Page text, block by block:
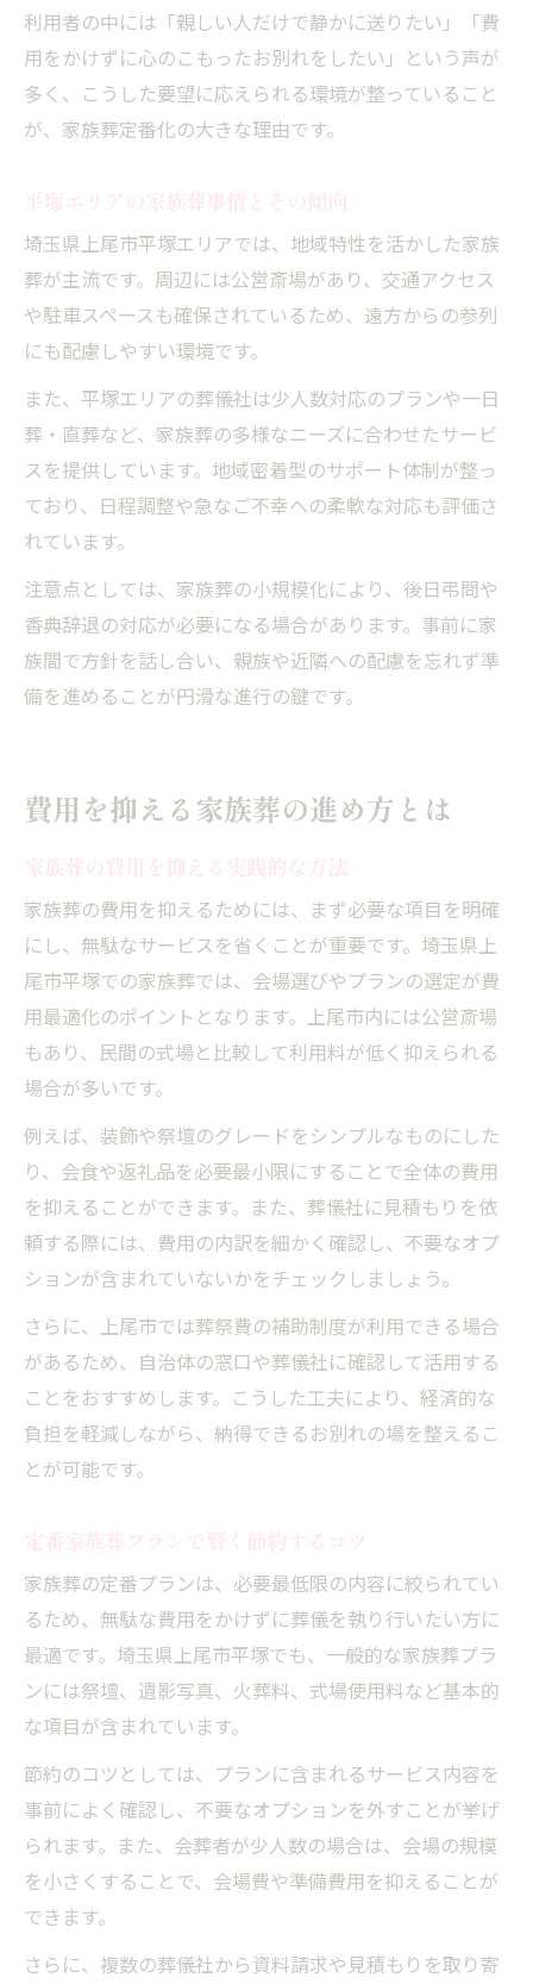
利用者の中には「親しい人だけで静かに送りたい」「費
用をかけずに心のこもったお別れをしたい」という声が
多く、こうした要望に応えられる環境が整っていること
が、家族葬定番化の大きな理由です。
埼玉県上尾市平塚エリアでは、地域特性を活かした家族
葬が主流です。周辺には公営斎場があり、交通アクセス
や駐車スペースも確保されているため、遠方からの参列
にも配慮しやすい環境です。
また、平塚エリアの葬儀社は少人数対応のプランや一日
葬・直葬など、家族葬の多様なニーズに合わせたサービ
スを提供しています。地域密着型のサポート体制が整っ
ており、日程調整や急なご不幸への柔軟な対応も評価さ
れています。
注意点としては、家族葬の小規模化により、後日弔問や
香典辞退の対応が必要になる場合があります。事前に家
族間で方針を話し合い、親族や近隣への配慮を忘れず準
備を進めることが円滑な進行の鍵です。
費用を抑える家族葬の進め方とは
家族葬の費用を抑えるためには、まず必要な項目を明確
にし、無駄なサービスを省くことが重要です。埼玉県上
尾市平塚での家族葬では、会場選びやプランの選定が費
用最適化のポイントとなります。上尾市内には公営斎場
もあり、民間の式場と比較して利用料が低く抑えられる
場合が多いです。
例えば、装飾や祭壇のグレードをシンプルなものにした
り、会食や返礼品を必要最小限にすることで全体の費用
を抑えることができます。また、葬儀社に見積もりを依
頼する際には、費用の内訳を細かく確認し、不要なオプ
ションが含まれていないかをチェックしましょう。
さらに、上尾市では葬祭費の補助制度が利用できる場合
があるため、自治体の窓口や葬儀社に確認して活用する
ことをおすすめします。こうした工夫により、経済的な
負担を軽減しながら、納得できるお別れの場を整えるこ
とが可能です。
家族葬の定番プランは、必要最低限の内容に絞られてい
るため、無駄な費用をかけずに葬儀を執り行いたい方に
最適です。埼玉県上尾市平塚でも、一般的な家族葬プラ
ンには祭壇、遺影写真、火葬料、式場使用料など基本的
な項目が含まれています。
節約のコツとしては、プランに含まれるサービス内容を
事前によく確認し、不要なオプションを外すことが挙げ
られます。また、会葬者が少人数の場合は、会場の規模
を小さくすることで、会場費や準備費用を抑えることが
できます。
さらに、複数の葬儀社から資料請求や見積もりを取り寄